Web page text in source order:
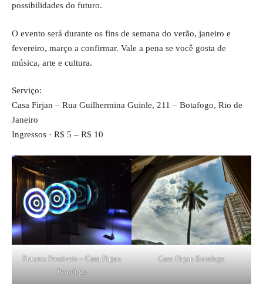
possibilidades do futuro.
O evento será durante os fins de semana do verão, janeiro e
fevereiro, março a confirmar. Vale a pena se você gosta de
música, arte e cultura.
Serviço:
Casa Firjan – Rua Guilhermina Guinle, 211 – Botafogo, Rio de
Janeiro
Ingressos · R$ 5 – R$ 10
Futuros Possíveis – Casa Firjan
Botafogo
Casa Firjan Botafogo